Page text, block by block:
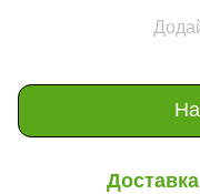
Доставка